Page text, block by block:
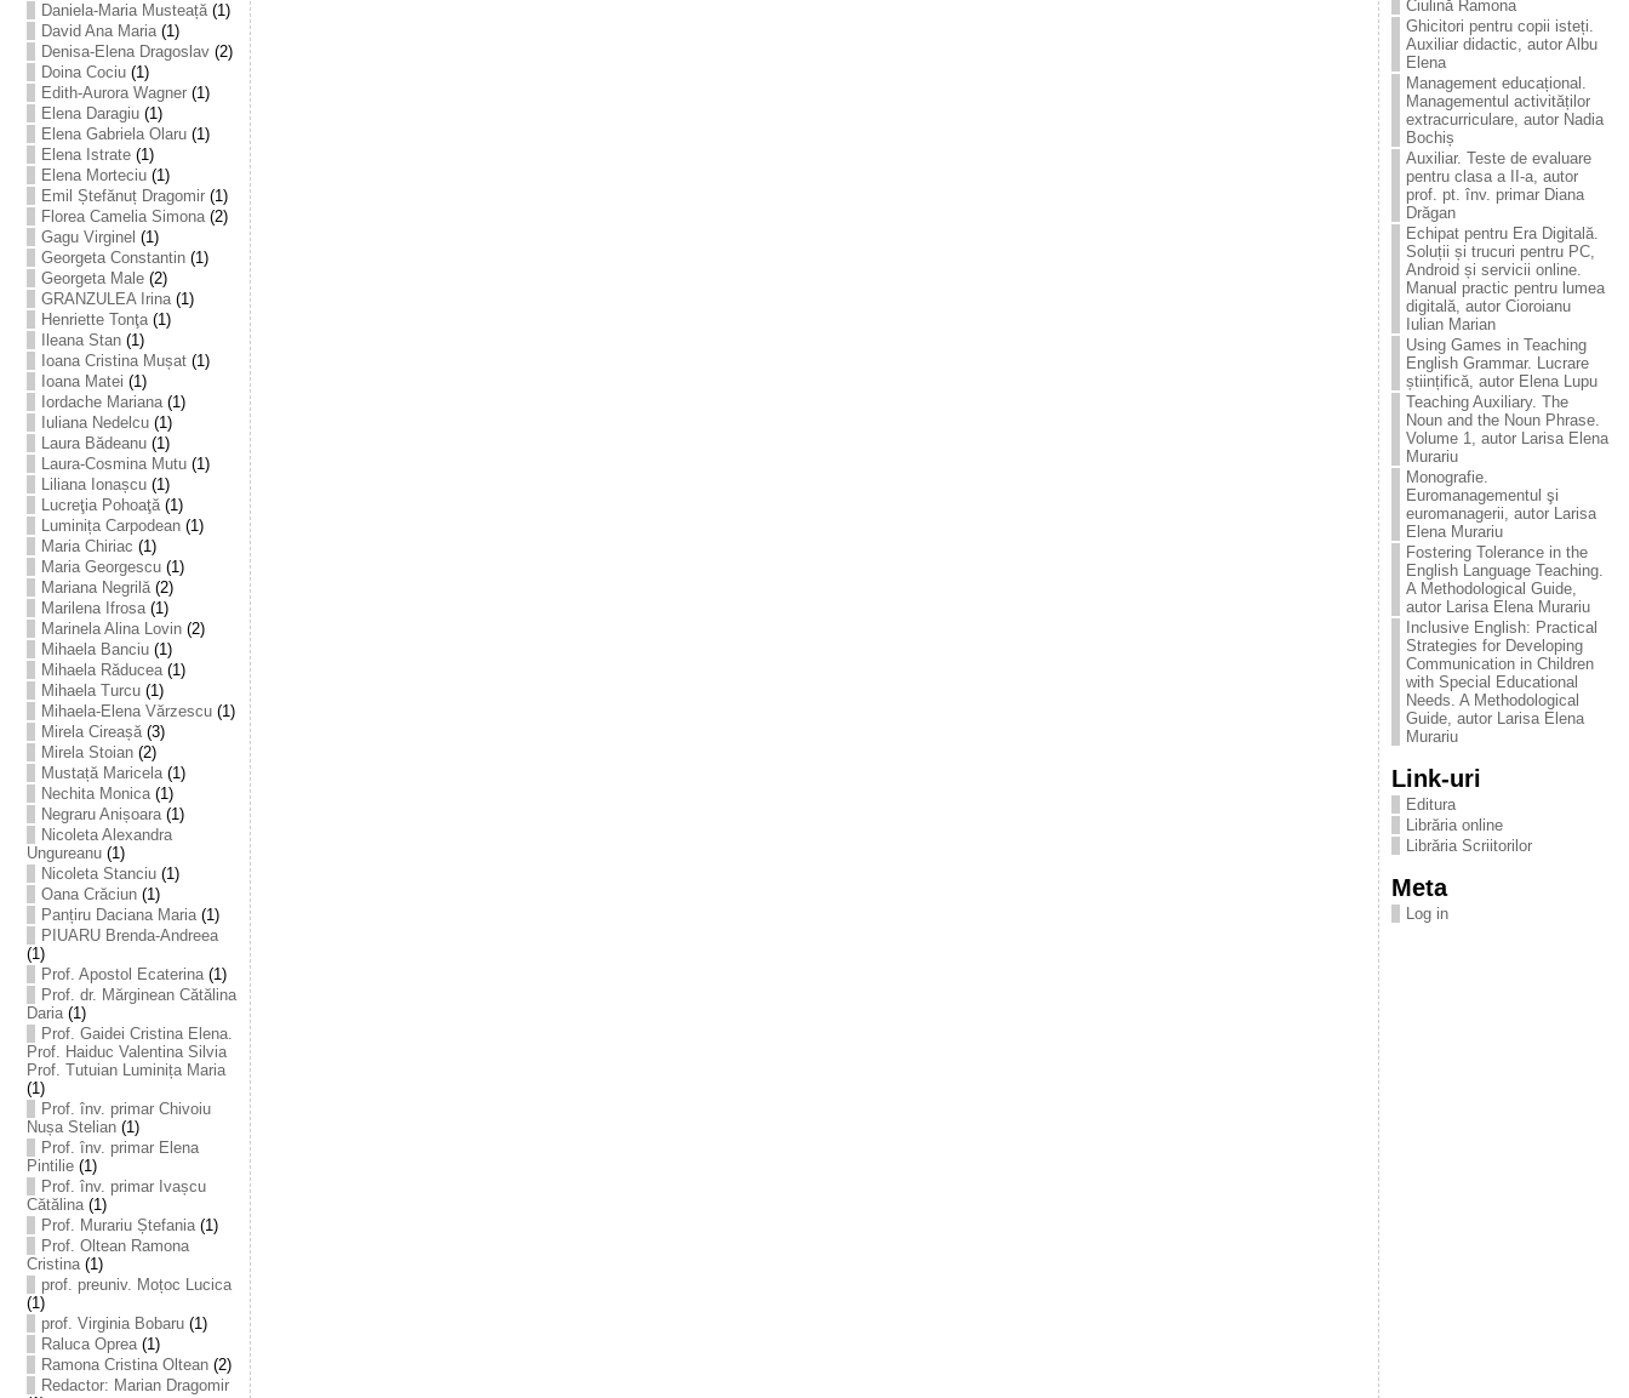
Daniela-Maria Musteață(1)
David Ana Maria(1)
Denisa-Elena Dragoslav(2)
Doina Cociu(1)
Edith-Aurora Wagner(1)
Elena Daragiu(1)
Elena Gabriela Olaru(1)
Elena Istrate(1)
Elena Morteciu(1)
Emil Ștefănuț Dragomir(1)
Florea Camelia Simona(2)
Gagu Virginel (1)
Georgeta Constantin(1)
Georgeta Male(2)
GRANZULEA Irina(1)
Henriette Tonţa(1)
Ileana Stan(1)
Ioana Cristina Mușat(1)
Ioana Matei (1)
Iordache Mariana(1)
Iuliana Nedelcu(1)
Laura Bădeanu(1)
Laura-Cosmina Mutu(1)
Liliana Ionașcu(1)
Lucreţia Pohoaţă(1)
Luminița Carpodean(1)
Maria Chiriac (1)
Maria Georgescu(1)
Mariana Negrilă(2)
Marilena Ifrosa(1)
Marinela Alina Lovin(2)
Mihaela Banciu(1)
Mihaela Răducea(1)
Mihaela Turcu(1)
Mihaela-Elena Vărzescu(1)
Mirela Cireașă(3)
Mirela Stoian(2)
Mustață Maricela(1)
Nechita Monica(1)
Negraru Anișoara(1)
Nicoleta Alexandra
Ungureanu(1)
Nicoleta Stanciu(1)
Oana Crăciun(1)
Panțiru Daciana Maria(1)
PIUARU Brenda-Andreea
(1)
Prof. Apostol Ecaterina(1)
Prof. dr. Mărginean Cătălina
Daria(1)
Prof. Gaidei Cristina Elena.
Prof. Haiduc Valentina Silvia
Prof. Tutuian Luminița Maria
(1)
Prof. înv. primar Chivoiu
Nușa Stelian(1)
Prof. înv. primar Elena
Pintilie(1)
Prof. înv. primar Ivașcu
Cătălina(1)
Prof. Murariu Ștefania(1)
Prof. Oltean Ramona
Cristina(1)
prof. preuniv. Moțoc Lucica
(1)
prof. Virginia Bobaru(1)
Raluca Oprea(1)
Ramona Cristina Oltean(2)
Redactor: Marian Dragomir
Ciulină Ramona
Ghicitori pentru copii isteți.
Auxiliar didactic, autor Albu
Elena
Management educațional.
Managementul activităților
extracurriculare, autor Nadia
Bochiș
Auxiliar. Teste de evaluare
pentru clasa a II-a, autor
prof. pt. înv. primar Diana
Drăgan
Echipat pentru Era Digitală.
Soluții și trucuri pentru PC,
Android și servicii online.
Manual practic pentru lumea
digitală, autor Cioroianu
Iulian Marian
Using Games in Teaching
English Grammar. Lucrare
științifică, autor Elena Lupu
Teaching Auxiliary. The
Noun and the Noun Phrase.
Volume 1, autor Larisa Elena
Murariu
Monografie.
Euromanagementul şi
euromanagerii, autor Larisa
Elena Murariu
Fostering Tolerance in the
English Language Teaching.
A Methodological Guide,
autor Larisa Elena Murariu
Inclusive English: Practical
Strategies for Developing
Communication in Children
with Special Educational
Needs. A Methodological
Guide, autor Larisa Elena
Murariu
Link-uri
Editura
Librăria online
Librăria Scriitorilor
Meta
Log in